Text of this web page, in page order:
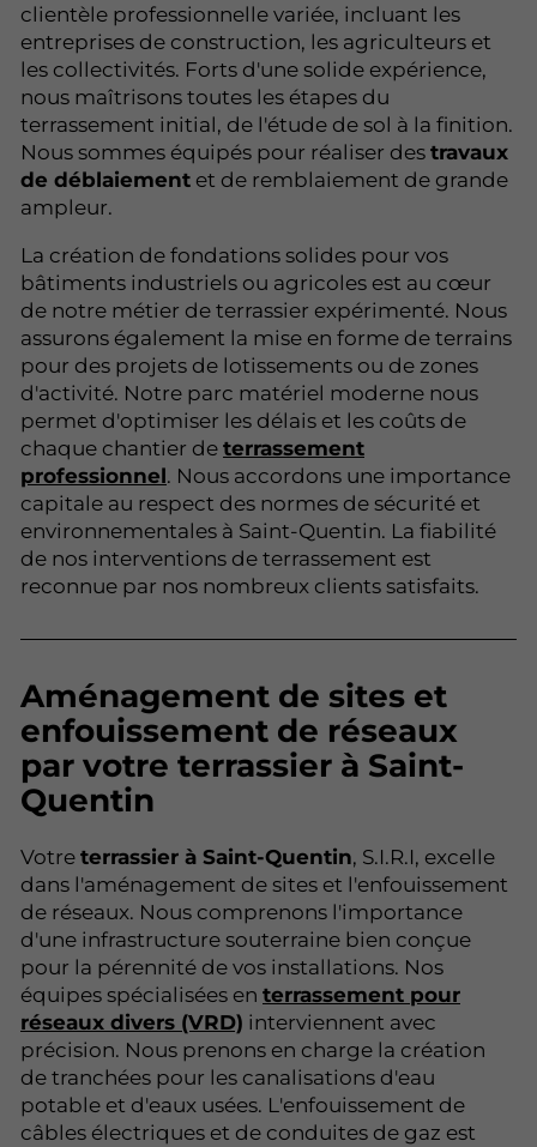
clientèle professionnelle variée, incluant les
entreprises de construction, les agriculteurs et
les collectivités. Forts d'une solide expérience,
nous maîtrisons toutes les étapes du
terrassement initial, de l'étude de sol à la finition.
Nous sommes équipés pour réaliser des travaux
de déblaiement et de remblaiement de grande
ampleur.
La création de fondations solides pour vos
bâtiments industriels ou agricoles est au cœur
de notre métier de terrassier expérimenté. Nous
assurons également la mise en forme de terrains
pour des projets de lotissements ou de zones
d'activité. Notre parc matériel moderne nous
permet d'optimiser les délais et les coûts de
chaque chantier de terrassement
professionnel. Nous accordons une importance
capitale au respect des normes de sécurité et
environnementales à Saint-Quentin. La fiabilité
de nos interventions de terrassement est
reconnue par nos nombreux clients satisfaits.
Aménagement de sites et
enfouissement de réseaux
par votre terrassier à Saint-
Quentin
Votre terrassier à Saint-Quentin, S.I.R.I, excelle
dans l'aménagement de sites et l'enfouissement
de réseaux. Nous comprenons l'importance
d'une infrastructure souterraine bien conçue
pour la pérennité de vos installations. Nos
équipes spécialisées en terrassement pour
réseaux divers (VRD) interviennent avec
précision. Nous prenons en charge la création
de tranchées pour les canalisations d'eau
potable et d'eaux usées. L'enfouissement de
câbles électriques et de conduites de gaz est